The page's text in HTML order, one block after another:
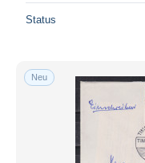
Status
Neu